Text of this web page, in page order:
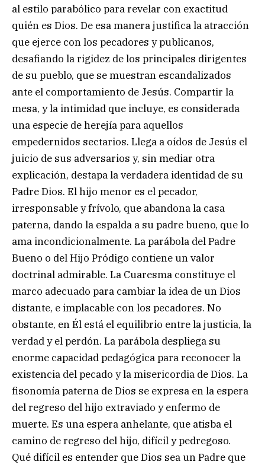
al estilo parabólico para revelar con exactitud
quién es Dios. De esa manera justifica la atracción
que ejerce con los pecadores y publicanos,
desafiando la rigidez de los principales dirigentes
de su pueblo, que se muestran escandalizados
ante el comportamiento de Jesús. Compartir la
mesa, y la intimidad que incluye, es considerada
una especie de herejía para aquellos
empedernidos sectarios. Llega a oídos de Jesús el
juicio de sus adversarios y, sin mediar otra
explicación, destapa la verdadera identidad de su
Padre Dios. El hijo menor es el pecador,
irresponsable y frívolo, que abandona la casa
paterna, dando la espalda a su padre bueno, que lo
ama incondicionalmente. La parábola del Padre
Bueno o del Hijo Pródigo contiene un valor
doctrinal admirable. La Cuaresma constituye el
marco adecuado para cambiar la idea de un Dios
distante, e implacable con los pecadores. No
obstante, en Él está el equilibrio entre la justicia, la
verdad y el perdón. La parábola despliega su
enorme capacidad pedagógica para reconocer la
existencia del pecado y la misericordia de Dios. La
fisonomía paterna de Dios se expresa en la espera
del regreso del hijo extraviado y enfermo de
muerte. Es una espera anhelante, que atisba el
camino de regreso del hijo, difícil y pedregoso.
Qué difícil es entender que Dios sea un Padre que